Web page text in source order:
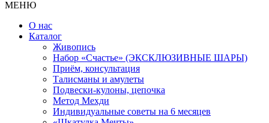
МЕНЮ
О нас
Каталог
Живопись
Набор «Счастье» (ЭКСКЛЮЗИВНЫЕ ШАРЫ)
Приём, консультация
Талисманы и амулеты
Подвески-кулоны, цепочка
Метод Мехди
Индивидуальные советы на 6 месяцев